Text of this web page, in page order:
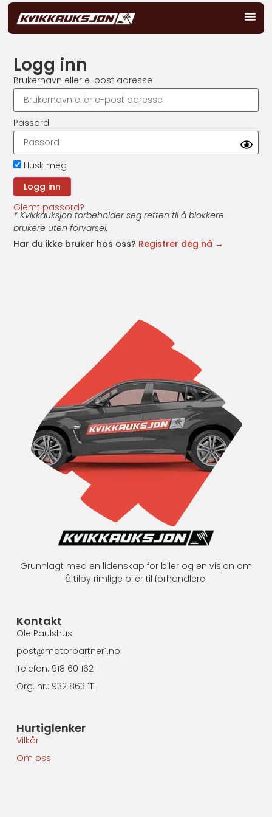
Logg inn
Brukernavn eller e-post adresse
Passord
Husk meg
Glemt passord?
* Kvikkauksjon forbeholder seg retten til å blokkere
brukere uten forvarsel.
Har du ikke bruker hos oss? Registrer deg nå →
Grunnlagt med en lidenskap for biler og en visjon om
å tilby rimlige biler til forhandlere.
Hurtiglenker
Vilkår
Om oss
Kontakt
Ole Paulshus
post@motorpartner1.no
Telefon: 918 60 162
Org. nr.: 932 863 111